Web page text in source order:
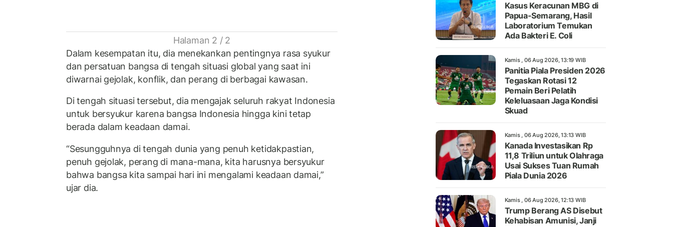
Halaman 2 / 2
Dalam kesempatan itu, dia menekankan pentingnya rasa syukur
dan persatuan bangsa di tengah situasi global yang saat ini
diwarnai gejolak, konflik, dan perang di berbagai kawasan.
Di tengah situasi tersebut, dia mengajak seluruh rakyat Indonesia
untuk bersyukur karena bangsa Indonesia hingga kini tetap
berada dalam keadaan damai.
“Sesungguhnya di tengah dunia yang penuh ketidakpastian,
penuh gejolak, perang di mana-mana, kita harusnya bersyukur
bahwa bangsa kita sampai hari ini mengalami keadaan damai,”
ujar dia.
Kasus Keracunan MBG di
Papua-Semarang, Hasil
Laboratorium Temukan
Ada Bakteri E. Coli
Kamis , 06 Aug 2026, 13:19 WIB
Panitia Piala Presiden 2026
Tegaskan Rotasi 12
Pemain Beri Pelatih
Keleluasaan Jaga Kondisi
Skuad
Kamis , 06 Aug 2026, 13:13 WIB
Kanada Investasikan Rp
11,8 Triliun untuk Olahraga
Usai Sukses Tuan Rumah
Piala Dunia 2026
Kamis , 06 Aug 2026, 12:13 WIB
Trump Berang AS Disebut
Kehabisan Amunisi, Janji